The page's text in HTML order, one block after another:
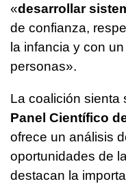
«desarrollar
de confianza,
la infancia y con
personas».
La coalición sienta
Panel Científico
ofrece un análisis
oportunidades de
destacan la